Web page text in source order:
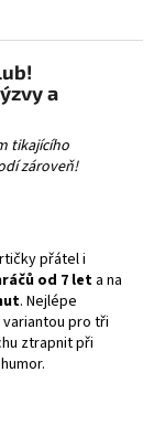
a
tikajícího
zároveň!
přátel i
od 7 leta na
. Nejlépe
pro tři
ztrapnit při